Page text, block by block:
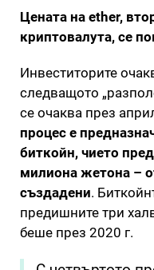
Цената на ether,
криптовалута, се
Инвеститорите
следващото
се очаква през
процес е
биткойн, чието
милиона жетона –
създадени.
предишните три
беше през 2020 г.